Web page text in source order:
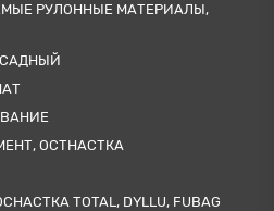
РУЛОННЫЕ МАТЕРИАЛЫ,
ОСТНАСТКА
TOTAL, DYLLU, FUBAG